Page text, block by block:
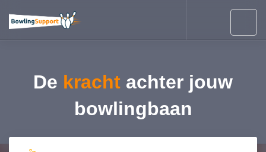
De kracht achter jouw
bowlingbaan